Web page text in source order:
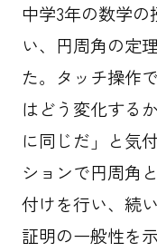
中学3年の数学
い、円周角の定
た。タッチ操作
はどう変化する
に同じだ」と気
ションで円周角
付けを行い、続
証明の一般性を